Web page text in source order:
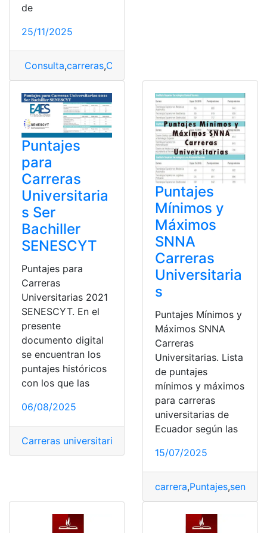
de
25/11/2025
Consulta,carreras,Carreras y Puntajes
Puntajes
para
Carreras
Universitaria
s Ser
Bachiller
SENESCYT
Puntajes para
Carreras
Universitarias 2021
SENESCYT. En el
presente
documento digital
se encuentran los
puntajes históricos
con los que las
06/08/2025
Carreras universitarias
Puntajes
Mínimos y
Máximos
SNNA
Carreras
Universitaria
s
Puntajes Mínimos y
Máximos SNNA
Carreras
Universitarias. Lista
de puntajes
mínimos y máximos
para carreras
universitarias de
Ecuador según las
15/07/2025
carrera,Puntajes,senecyt